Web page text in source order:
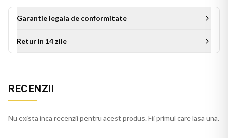
Este potrivita si ca idee de cadou pentru persoanele cu un
Perna verde se integreaza usor in decorul casei, pe orice
Garantie legala de conformitate
Retur in 14 zile
RECENZII
Nu exista inca recenzii pentru acest produs. Fii primul care lasa una.